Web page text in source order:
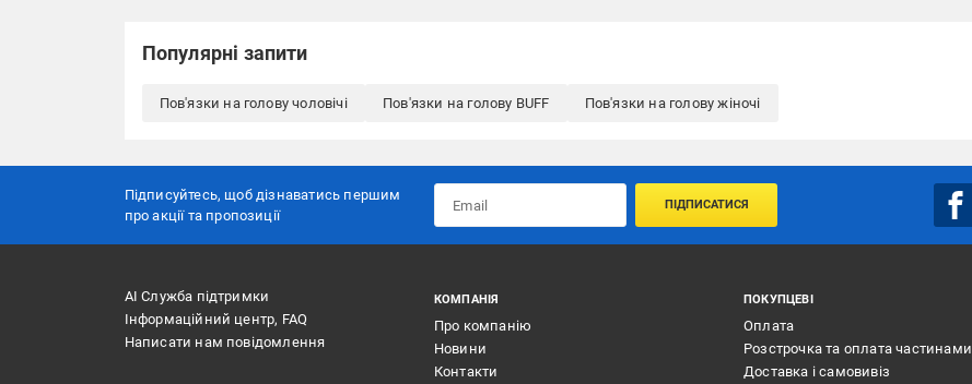
Популярні запити
Пов'язки на голову чоловічі Пов'язки на голову BUFF Пов'язки на голову жіночі
Підписуйтесь, щоб дізнаватись першим
про акції та пропозиції
ПІДПИСАТИСЯ
АІ Служба підтримки
Інформаційний центр, FAQ
Написати нам повідомлення
КОМПАНІЯ
Про компанію
Новини
Контакти
ПОКУПЦЕВІ
Оплата
Розстрочка та оплата частинами
Доставка і самовивіз